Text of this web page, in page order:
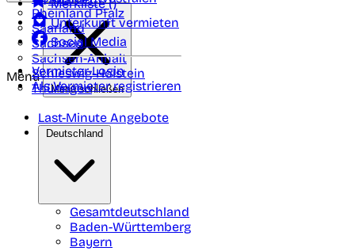
Rheinland Pfalz
Saarland
Sachsen
Sachsen-Anhalt
Schleswig-Holstein
Thüringen
Merkliste ()
Unterkunft vermieten
Social Media
Vermieter-Login
Als Vermieter registrieren
Menü
Menü schließen
Last-Minute Angebote
Deutschland
Gesamtdeutschland
Baden-Württemberg
Bayern